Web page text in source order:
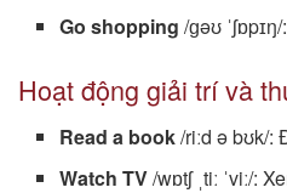
Go shopping /ɡəʊ
Hoạt động giải trí và
Read a book/riːd ə bʊk/:
Watch TV/wɒtʃ ˌtiː ˈviː/: